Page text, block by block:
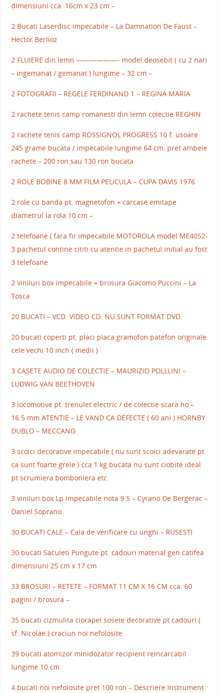
dimensiuni cca. 16cm x 23 cm –
2 Bucati Laserdisc impecabile – La Damnation De Faust –
Hector Berlioz
2 FLUIERE din lemn ——————- model deosebit ( cu 2 nari
– ingemanat / gemanat ) lungime – 32 cm –
2 FOTOGRAFII – REGELE FERDINAND 1 – REGINA MARIA
2 rachete tenis camp romanesti din lemn colectie REGHIN
2 rachete tenis camp ROSSIGNOL PROGRESS 10 f. usoare
245 grame bucata / impecabile lungime 64 cm. pret ambele
rachete – 200 ron sau 130 ron bucata
2 ROLE BOBINE 8 MM FILM PELICULA – CUPA DAVIS 1976
2 role cu banda pt. magnetofon + carcase emitape
diametrul la rola 10 cm –
2 telefoane ( fara fir impecabile MOTOROLA model ME4052-
3 pachetul contine cititi cu atentie in pachetul initial au fost
3 telefoane
2 viniluri box impecabile + brosura Giacomo Puccini – La
Tosca
20 BUCATI – VCD. VIDEO CD. NU SUNT FORMAT DVD.
20 bucati coperti pt. placi placa gramofon patefon originale
cele vechi 10 inch ( medii )
3 CASETE AUDIO DE COLECTIE – MAURIZIO POLLLINI –
LUDWIG VAN BEETHOVEN
3 locomotive pt. trenulet electric / de colectie scara ho –
16.5 mm ATENTIE – LE VAND CA DEFECTE ( 60 ani ) HORNBY
DUBLO – MECCANO
3 scoici decorative impecabile ( nu sunt scoici adevarate pt
ca sunt foarte grele ) cca 1 kg bucata nu sunt ciobite ideal
pt scrumiera bomboniera etc
3 viniluri box Lp impecabile nota 9.5 – Cyrano De Bergerac –
Daniel Soprano
30 BUCATI CALE – Cala de verificare cu unghi – RUSESTI
30 bucati Saculeti Pungute pt. cadouri material gen catifea
dimensiuni 25 cm x 17 cm
33 BROSURI – RETETE – FORMAT 11 CM X 16 CM cca. 60
pagini / brosura –
35 bucati cizmulita ciorapel sosete decorative pt cadouri (
sf. Nicolae ) craciun noi nefolosite
39 bucati atomizor minidozator recipient reincarcabil
lungime 10 cm
4 bucati noi nefolosite pret 100 ron – Descriere Instrument